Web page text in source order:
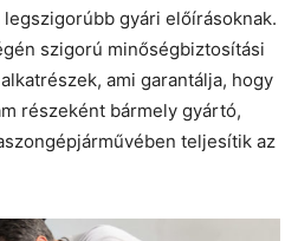
gyári előírásoknak.
szigorú minőségbiztosítási
ami garantálja, hogy
részeként bármely gyártó,
teljesítik az